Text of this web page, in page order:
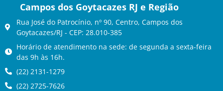
Campos dos Goytacazes RJ e Região
Rua José do Patrocínio, nº 90, Centro, Campos dos
Goytacazes/RJ - CEP: 28.010-385
Horário de atendimento na sede: de segunda a sexta-feira
das 9h às 16h.
(22) 2131-1279
(22) 2725-7626